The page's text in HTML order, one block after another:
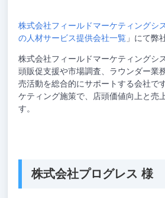
株式会社フィールドマーケティングシ
の人材サービス提供会社一覧」にて弊
株式会社フィールドマーケティングシ
頭販促支援や市場調査、ラウンダー業
売活動を総合的にサポートする会社で
ケティング施策で、店頭価値向上と売
す。
株式会社プログレス 様